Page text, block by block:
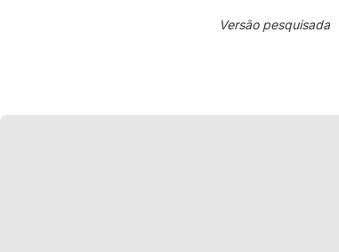
Versão pesquisada